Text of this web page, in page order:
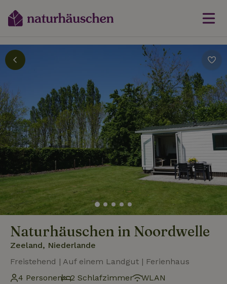
Naturhäuschen in Noordwelle
Zeeland, Niederlande
Freistehend | Auf einem Landgut | Ferienhaus
4 Personen
2 Schlafzimmer
WLAN